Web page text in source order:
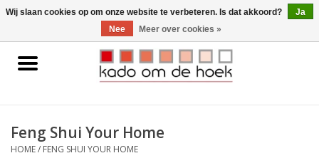
0 Artikelen - €0,00
Home
Gadgets
Feng Shui Your Home
HOME/ FENG SHUI YOUR HOME
Wij slaan cookies op om onze website te verbeteren. Is dat akkoord?
Ja
Nee
Meer over cookies »